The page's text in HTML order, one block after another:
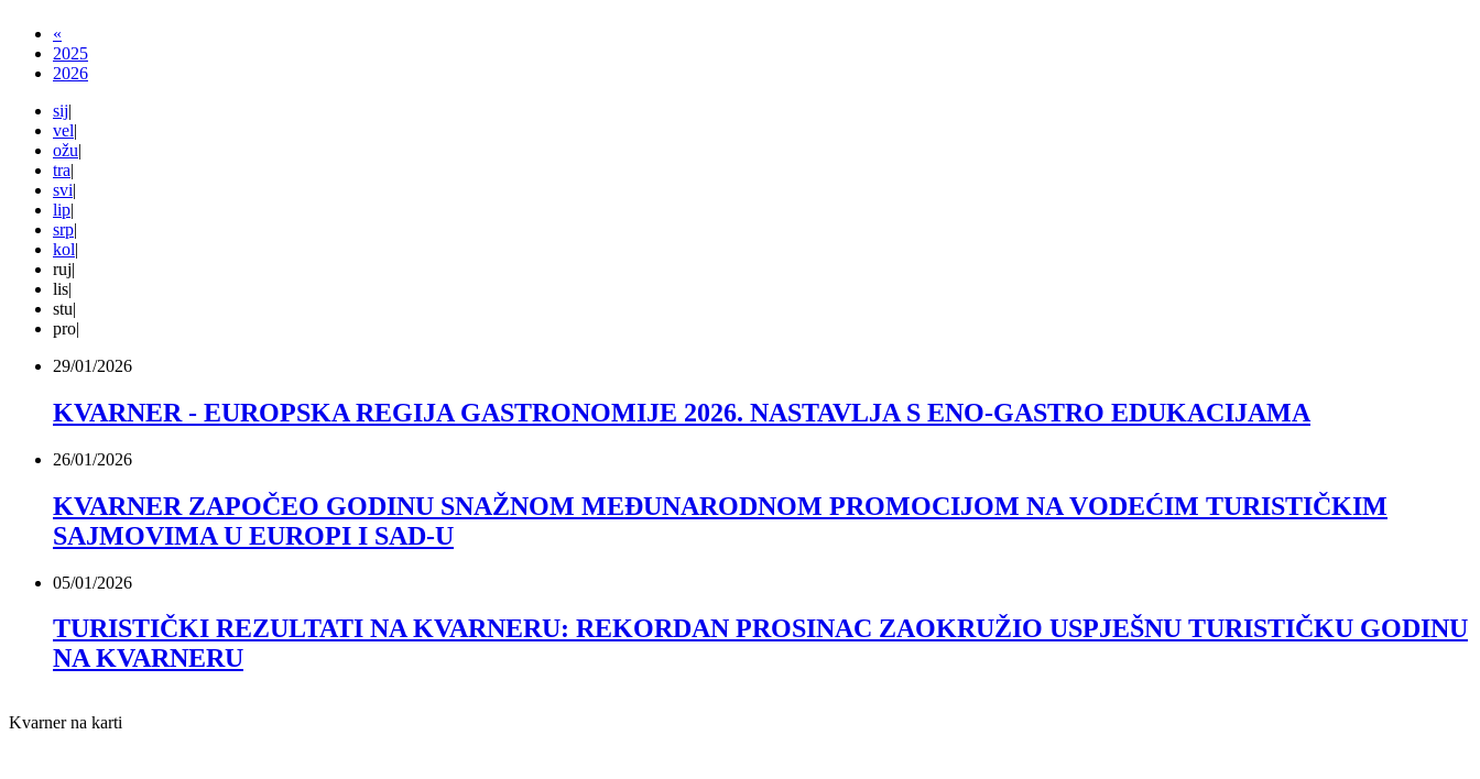
«
2025
2026
sij|
vel|
ožu|
tra|
svi|
lip|
srp|
kol|
ruj|
lis|
stu|
pro|
29/01/2026
KVARNER - EUROPSKA REGIJA GASTRONOMIJE 2026. NASTAVLJA S ENO-GASTRO EDUKACIJAMA
26/01/2026
KVARNER ZAPOČEO GODINU SNAŽNOM MEĐUNARODNOM PROMOCIJOM NA VODEĆIM TURISTIČKIM
SAJMOVIMA U EUROPI I SAD-U
05/01/2026
TURISTIČKI REZULTATI NA KVARNERU: REKORDAN PROSINAC ZAOKRUŽIO USPJEŠNU TURISTIČKU GODINU
NA KVARNERU
Kvarner na karti